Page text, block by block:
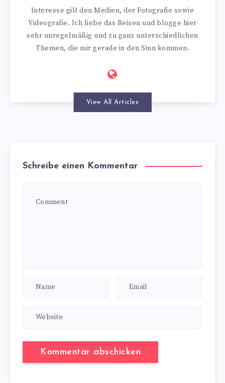
Interesse gilt den Medien, der Fotografie sowie
Videografie. Ich liebe das Reisen und blogge hier
sehr unregelmäßig und zu ganz unterschiedlichen
Themen, die mir gerade in den Sinn kommen.
View All Articles
Schreibe einen Kommentar